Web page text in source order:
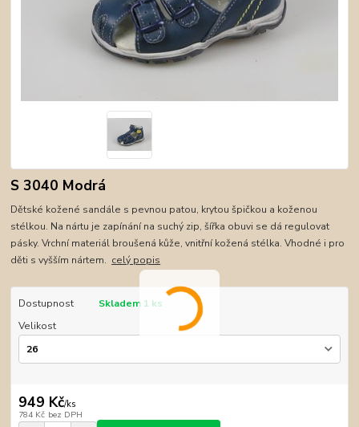
S 3040 Modrá
Dětské kožené sandále s pevnou patou, krytou špičkou a koženou
stélkou. Na nártu je zapínání na suchý zip, šířka obuvi se dá regulovat
pásky. Vrchní materiál broušená kůže, vnitřní kožená stélka. Vhodné i pro
děti s vyšším nártem. celý popis
Dostupnost
Skladem 1 ks
Velikost
949 Kč/ks
784 Kč bez DPH